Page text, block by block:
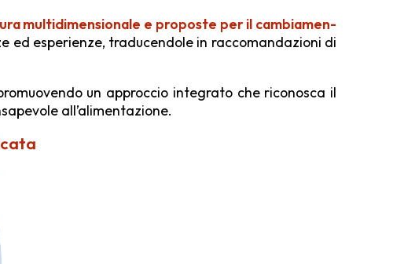
multidimensionale e proposte per il cambiamen­
ed esperienze, traducendole in raccomandazioni di
un approccio integrato che riconosca il
all’alimentazione.